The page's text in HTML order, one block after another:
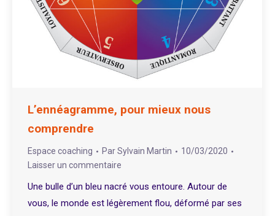
L’ennéagramme, pour mieux nous
comprendre
Espace coaching ParSylvain Martin
10/03/2020
Laisser un commentaire
Une bulle d’un bleu nacré vous entoure. Autour de
vous, le monde est légèrement flou, déformé par ses